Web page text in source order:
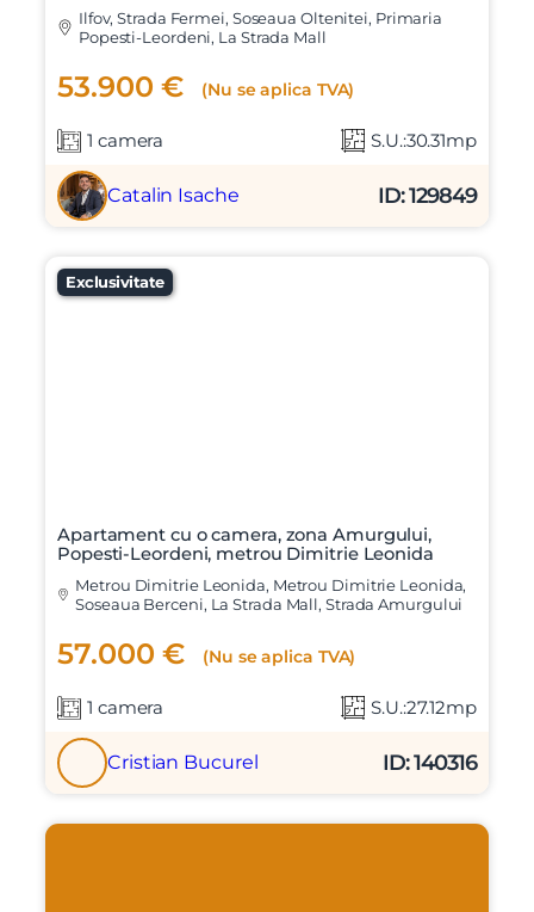
Ilfov, Strada Fermei, Soseaua Oltenitei, Primaria
Popesti-Leordeni, La Strada Mall
53.900 € (Nu se aplica TVA)
1 camera S.U.:30.31mp
Catalin Isache ID: 129849
Exclusivitate
Apartament cu o camera, zona Amurgului,
Popesti-Leordeni, metrou Dimitrie Leonida
Metrou Dimitrie Leonida, Metrou Dimitrie Leonida,
Soseaua Berceni, La Strada Mall, Strada Amurgului
57.000 € (Nu se aplica TVA)
1 camera S.U.:27.12mp
Cristian Bucurel ID: 140316